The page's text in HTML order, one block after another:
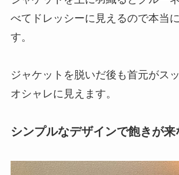
べてドレッシーに見えるので本当
す。
ジャケットを脱いだ後も首元がス
オシャレに見えます。
シンプルなデザインで飽きが来